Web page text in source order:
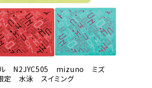
ル N2JYC505 mizuno ミズ
定 水泳 スイミング